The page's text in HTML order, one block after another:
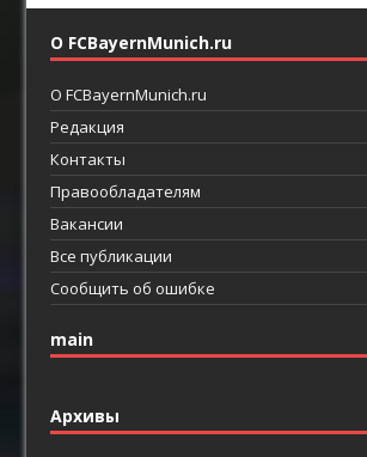
О FCBayernMunich.ru
О FCBayernMunich.ru
Редакция
Контакты
Правообладателям
Вакансии
Все публикации
Сообщить об ошибке
main
Архивы